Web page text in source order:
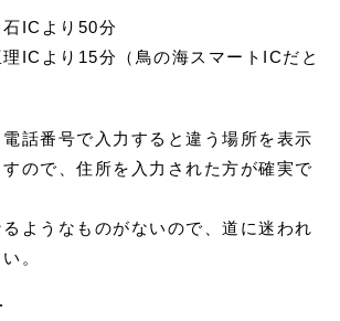
石ICより50分
理ICより15分（鳥の海スマートICだと
話番号で入力すると違う場所を表示
ので、住所を入力された方が確実で
ようなものがないので、道に迷われ
。